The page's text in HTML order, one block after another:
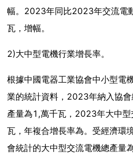
幅。2023年同比2023年交流電
瓦，增幅。
2)大中型電機行業增長率。
根據中國電器工業協會中小型電
業的統計資料，2023年納入協
產量為1,萬千瓦，2023年大中
瓦，年複合增長率為。受經濟環
會統計的大中型交流電機總產量